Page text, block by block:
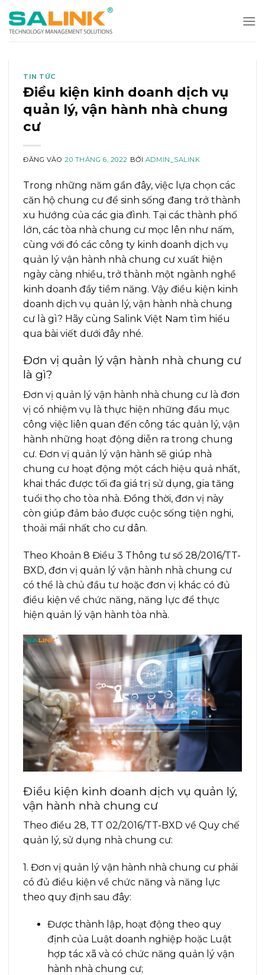
qua
nội
TIN TỨC
Điều kiện kinh doanh dịch vụ
quản lý, vận hành nhà chung
cư
ĐĂNG VÀO20 THÁNG 6, 2022 BỞI ADMIN_SALINK
Trong những năm gần đây, việc lựa chọn các
căn hộ chung cư để sinh sống đang trở thành
xu hướng của các gia đình. Tại các thành phố
lớn, các tòa nhà chung cư mọc lên như nấm,
cùng với đó các công ty kinh doanh dịch vụ
quản lý vận hành nhà chung cư xuất hiện
ngày càng nhiều, trở thành một ngành nghề
kinh doanh đầy tiềm năng. Vậy điều kiện kinh
doanh dịch vụ quản lý, vận hành nhà chung
cư là gì? Hãy cùng Salink Việt Nam tìm hiểu
qua bài viết dưới đây nhé.
Đơn vị quản lý vận hành nhà chung cư
là gì?
Đơn vị quản lý vận hành nhà chung cư là đơn
vị có nhiệm vụ là thực hiện những đầu mục
công việc liên quan đến công tác quản lý, vận
hành những hoạt động diễn ra trong chung
cư. Đơn vị quản lý vận hành sẽ giúp nhà
chung cư hoạt động một cách hiệu quả nhất,
khai thác được tối đa giá trị sử dụng, gia tăng
tuổi thọ cho tòa nhà. Đồng thời, đơn vị này
còn giúp đảm bảo được cuộc sống tiện nghi,
thoải mái nhất cho cư dân.
Theo Khoản 8 Điều 3 Thông tư số 28/2016/TT-
BXD, đơn vị quản lý vận hành nhà chung cư
có thể là chủ đầu tư hoặc đơn vị khác có đủ
điều kiện về chức năng, năng lực để thực
hiện quản lý vận hành tòa nhà.
Điều kiện kinh doanh dịch vụ quản lý,
vận hành nhà chung cư
Theo điều 28, TT 02/2016/TT-BXD về Quy chế
quản lý, sử dụng nhà chung cư:
1. Đơn vị quản lý vận hành nhà chung cư phải
có đủ điều kiện về chức năng và năng lực
theo quy định sau đây:
Được thành lập, hoạt động theo quy
định của Luật doanh nghiệp hoặc Luật
hợp tác xã và có chức năng quản lý vận
hành nhà chung cư;